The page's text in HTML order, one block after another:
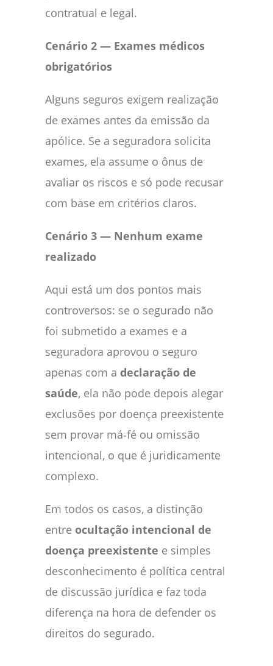
contratual e legal.
Cenário 2 — Exames médicos
obrigatórios
Alguns seguros exigem realização
de exames antes da emissão da
apólice. Se a seguradora solicita
exames, ela assume o ônus de
avaliar os riscos e só pode recusar
com base em critérios claros.
Cenário 3 — Nenhum exame
realizado
Aqui está um dos pontos mais
controversos: se o segurado não
foi submetido a exames e a
seguradora aprovou o seguro
apenas com a declaração de
saúde, ela não pode depois alegar
exclusões por doença preexistente
sem provar má‑fé ou omissão
intencional, o que é juridicamente
complexo.
Em todos os casos, a distinção
entre ocultação intencional de
doença preexistente e simples
desconhecimento é política central
de discussão jurídica e faz toda
diferença na hora de defender os
direitos do segurado.